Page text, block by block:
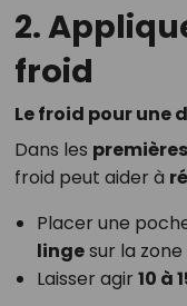
2.
froid
Le froid pour une
Dans les
froid peut aider à
Placer une
lingesur la zone
Laisser agir 10 à